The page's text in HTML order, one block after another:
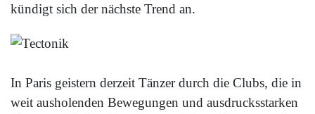
kündigt sich der nächste Trend an.
In Paris geistern derzeit Tänzer durch die Clubs, die in
weit ausholenden Bewegungen und ausdrucksstarken